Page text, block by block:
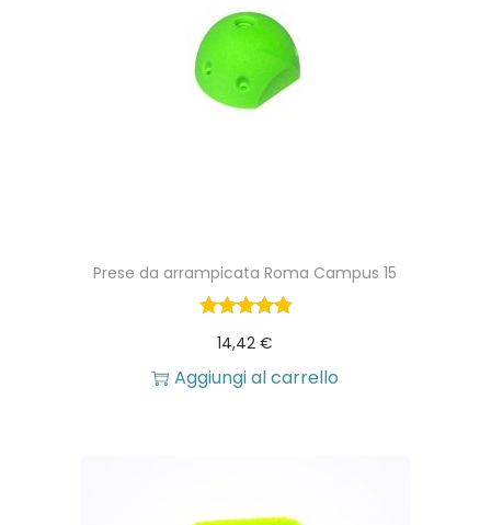
Prese da arrampicata Roma Campus 15
14,42€
Aggiungi al carrello